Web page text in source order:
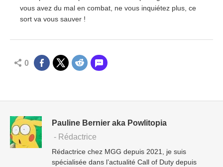
vous avez du mal en combat, ne vous inquiétez plus, ce
sort va vous sauver !
0
Pauline Bernier aka Powlitopia
- Rédactrice
Rédactrice chez MGG depuis 2021, je suis
spécialisée dans l’actualité Call of Duty depuis